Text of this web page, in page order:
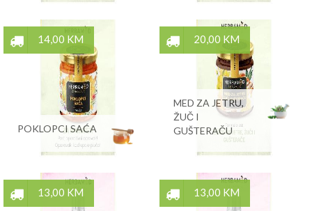
14,00 KM
POKLOPCI SAĆA
20,00 KM
MED ZA JETRU,
ŽUČ I
GUŠTERAČU
13,00 KM 13,00 KM